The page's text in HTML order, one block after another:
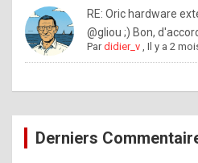
o
w
o
e
RE: Oric hardware
@gliou ;) Bon,
Pardidier_v ,Il y a 2
Derniers